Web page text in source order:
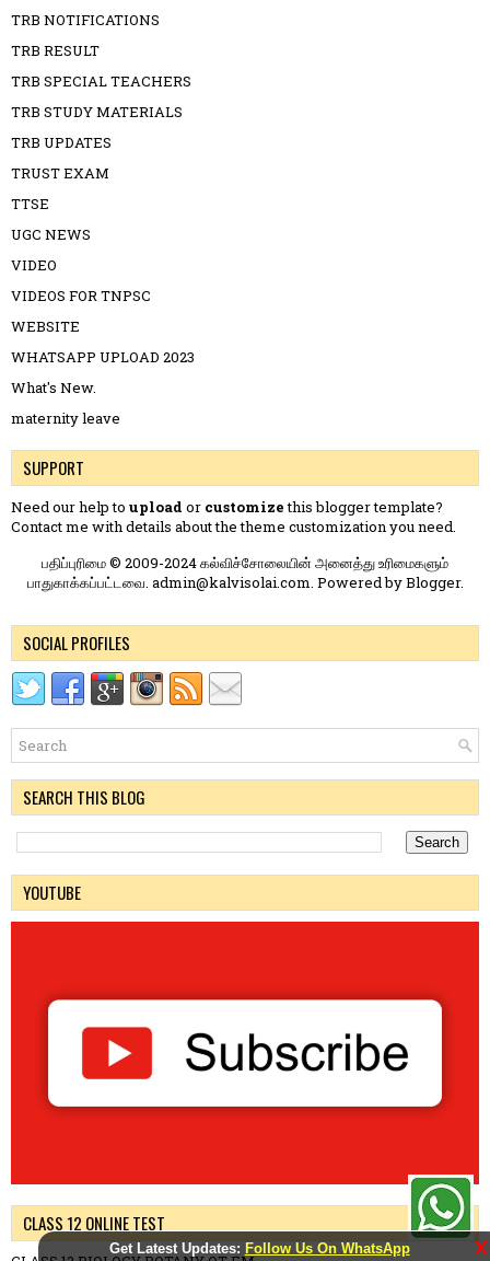
Get Latest Updates: Follow Us On WhatsApp X
TRB NOTIFICATIONS
TRB RESULT
TRB SPECIAL TEACHERS
TRB STUDY MATERIALS
TRB UPDATES
TRUST EXAM
TTSE
UGC NEWS
VIDEO
VIDEOS FOR TNPSC
WEBSITE
WHATSAPP UPLOAD 2023
What's New.
maternity leave
SUPPORT
Need our help to upload or customizethis blogger template?
Contact me with details about the theme customization you need.
பதிப்புரிமை © 2009-2024 கல்விச்சோலையின் அனைத்து உரிமைகளும்
பாதுகாக்கப்பட்டவை. admin@kalvisolai.com. Powered byBlogger.
SOCIAL PROFILES
SEARCH THIS BLOG
YOUTUBE
CLASS 12 ONLINE TEST